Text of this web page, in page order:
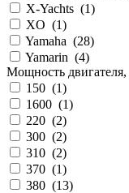
X-Yachts (1)
XO (1)
Yamaha (28)
Yamarin (4)
Мощность двигателя,
150 (1)
1600 (1)
220 (2)
300 (2)
310 (2)
370 (1)
380 (13)